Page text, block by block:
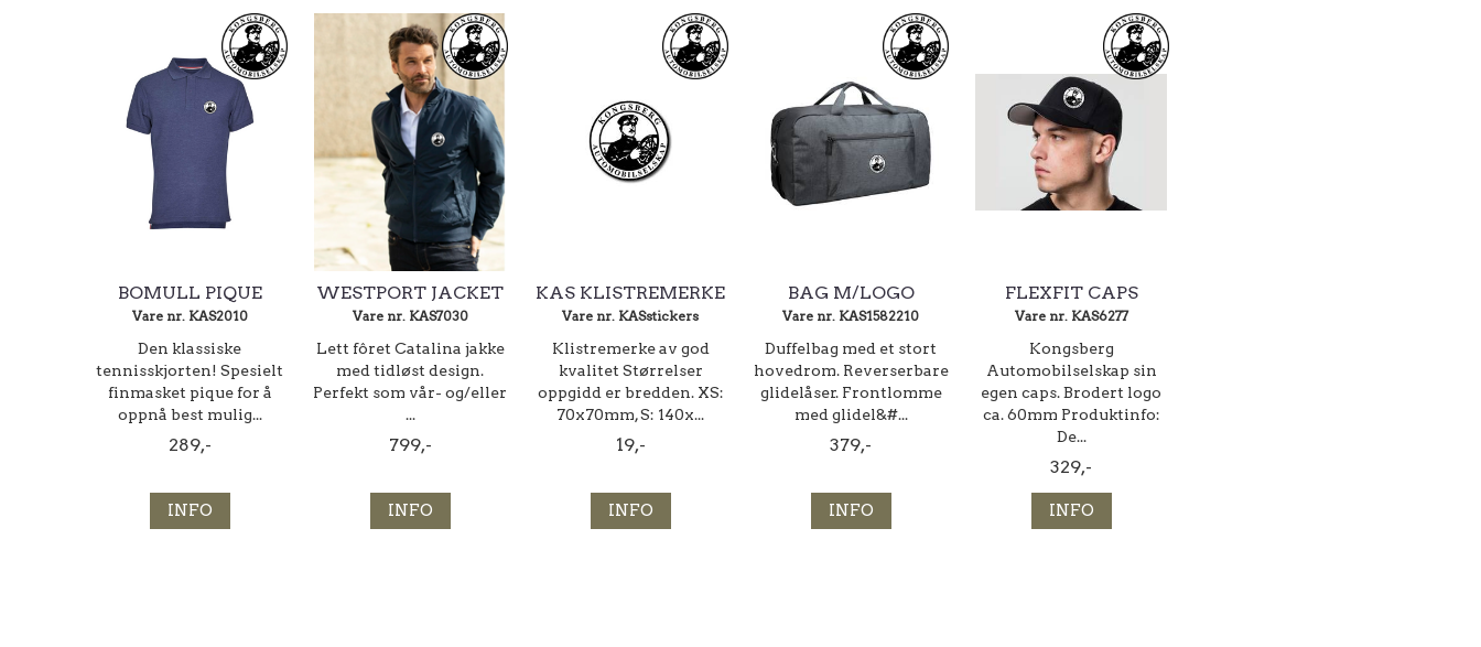
BOMULL PIQUE
Vare nr. KAS2010
Den klassiske
tennisskjorten! Spesielt
finmasket pique for å
oppnå best mulig...
289,-
INFO
WESTPORT JACKET
Vare nr. KAS7030
Lett fôret Catalina jakke
med tidløst design.
Perfekt som vår- og/eller
...
799,-
INFO
KAS KLISTREMERKE
Vare nr. KASstickers
Klistremerke av god
kvalitet Størrelser
oppgidd er bredden. XS:
70x70mm, S: 140x...
19,-
INFO
BAG M/LOGO
Vare nr. KAS1582210
Duffelbag med et stort
hovedrom. Reverserbare
glidelåser. Frontlomme
med glidel&#...
379,-
INFO
FLEXFIT CAPS
Vare nr. KAS6277
Kongsberg
Automobilselskap sin
egen caps. Brodert logo
ca. 60mm Produktinfo:
De...
329,-
INFO